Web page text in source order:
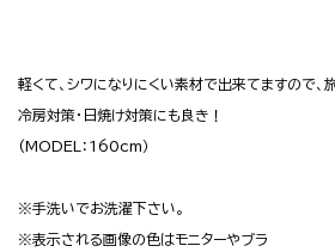
軽くて、シワになりにくい素材で出来てますので、
冷房対策・日焼け対策にも良き！
(MODEL：160cm）
※手洗いでお洗濯下さい。
※表示される画像の色はモニターやブラ